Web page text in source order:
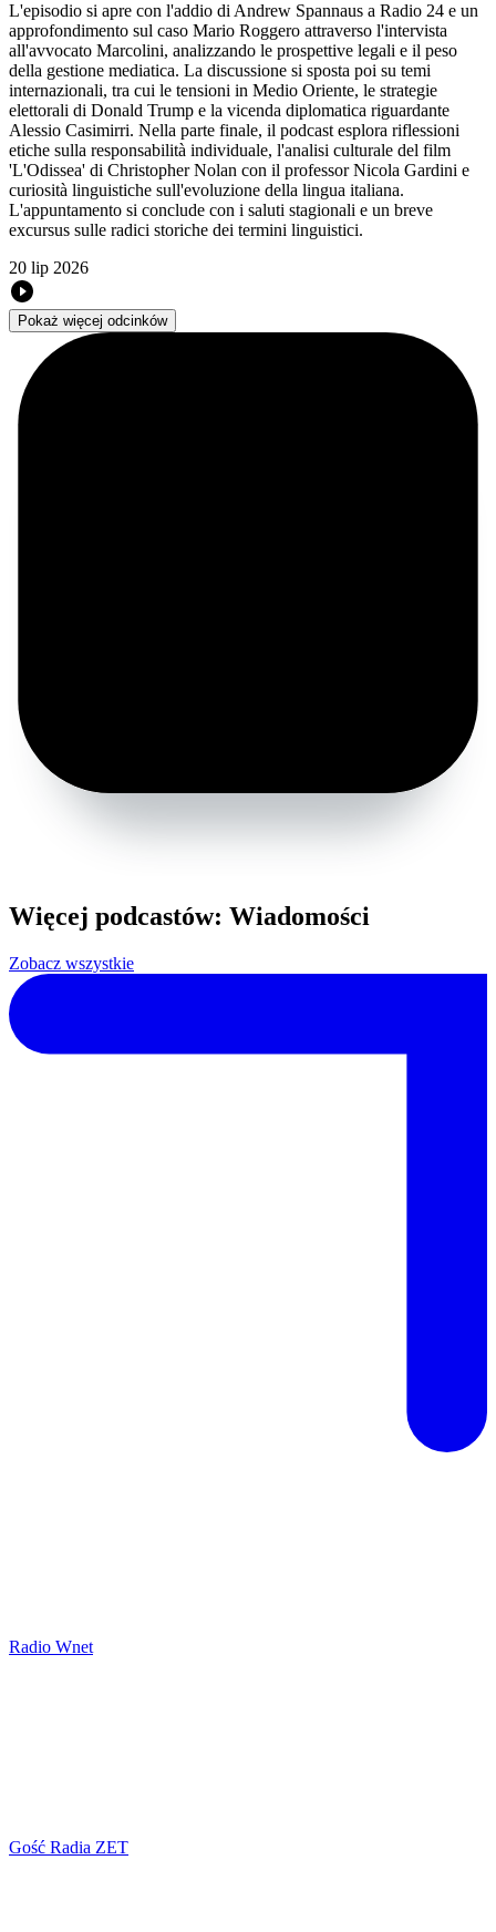
L'episodio si apre con l'addio di Andrew Spannaus a Radio 24 e un
approfondimento sul caso Mario Roggero attraverso l'intervista
all'avvocato Marcolini, analizzando le prospettive legali e il peso
della gestione mediatica. La discussione si sposta poi su temi
internazionali, tra cui le tensioni in Medio Oriente, le strategie
elettorali di Donald Trump e la vicenda diplomatica riguardante
Alessio Casimirri. Nella parte finale, il podcast esplora riflessioni
etiche sulla responsabilità individuale, l'analisi culturale del film
'L'Odissea' di Christopher Nolan con il professor Nicola Gardini e
curiosità linguistiche sull'evoluzione della lingua italiana.
L'appuntamento si conclude con i saluti stagionali e un breve
excursus sulle radici storiche dei termini linguistici.
20 lip 2026
Pokaż więcej odcinków
Więcej podcastów: Wiadomości
Zobacz wszystkie
Radio Wnet
Gość Radia ZET